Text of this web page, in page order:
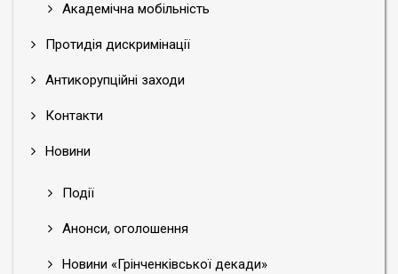
Академічна мобільність
Протидія дискримінації
Антикорупційні заходи
Контакти
Новини
Події
Анонси, оголошення
Новини «Грінченківської декади»